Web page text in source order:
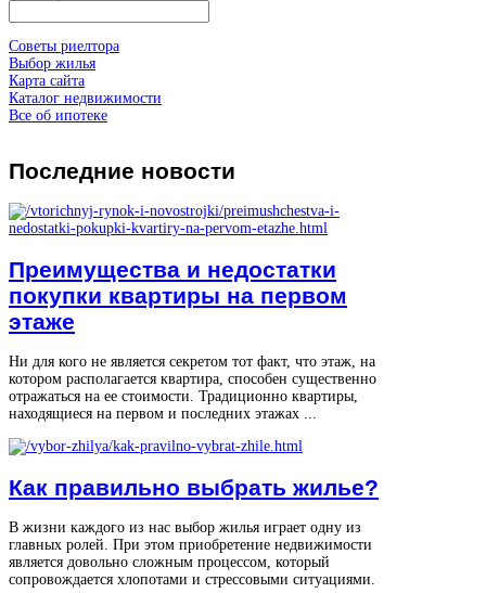
Советы риелтора
Выбор жилья
Карта сайта
Каталог недвижимости
Все об ипотеке
Последние новости
Преимущества и недостатки
покупки квартиры на первом
этаже
Ни для кого не является секретом тот факт, что этаж, на
котором располагается квартира, способен существенно
отражаться на ее стоимости. Традиционно квартиры,
находящиеся на первом и последних этажах ...
Как правильно выбрать жилье?
В жизни каждого из нас выбор жилья играет одну из
главных ролей. При этом приобретение недвижимости
является довольно сложным процессом, который
сопровождается хлопотами и стрессовыми ситуациями.